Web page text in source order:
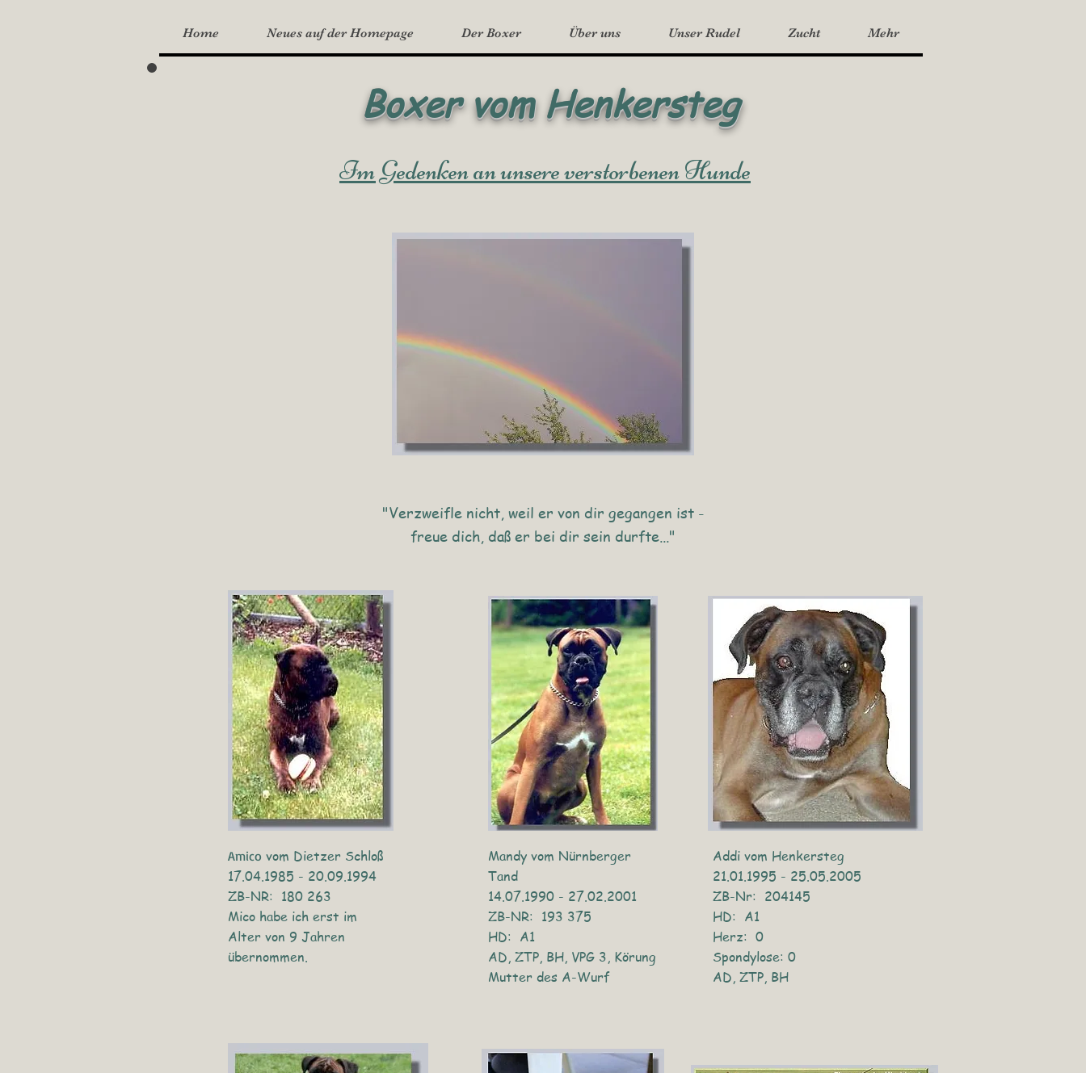
Home Neues auf der Homepage Der Boxer Über uns Unser Rudel Zucht Mehr
Boxer vom Henkersteg
Im Gedenken an unsere verstorbenen Hunde
"Verzweifle nicht, weil er von dir gegangen ist -
freue dich, daß er bei dir sein durfte..."
Amico vom Dietzer Schloß
17.04.1985 - 20.09.1994
ZB-NR: 180 263
Mico habe ich erst im
Alter von 9 Jahren
übernommen.
Mandy vom Nürnberger
Tand
14.07.1990 - 27.02.2001
ZB-NR: 193 375
HD: A1
AD, ZTP, BH, VPG 3, Körung
Mutter des A-Wurf
Addi vom Henkersteg
21.01.1995 - 25.05.2005
ZB-Nr: 204145
HD: A1
Herz: 0
Spondylose: 0
AD, ZTP, BH